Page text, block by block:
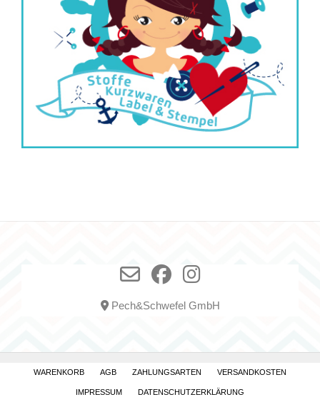
Pech&Schwefel GmbH
WARENKORB AGB ZAHLUNGSARTEN VERSANDKOSTEN
IMPRESSUM DATENSCHUTZERKLÄRUNG